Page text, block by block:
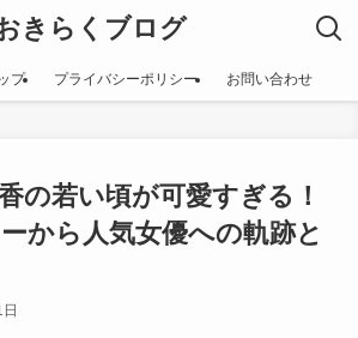
きらくブログ
プ プライバシーポリシー お問い合わせ
の若い頃が可愛すぎる！
から人気女優への軌跡と